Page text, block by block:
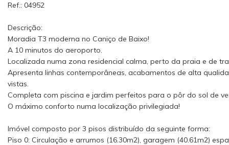
Ref.: 04952
Descrição:
Moradia T3 moderna no Caniço de Baixo!
A 10 minutos do aeroporto.
Localizada numa zona residencial calma, perto da praia e de
Apresenta linhas contemporâneas, acabamentos de alta
vistas.
Completa com piscina e jardim perfeitos para o pôr do sol de
O máximo conforto numa localização privilegiada!
Imóvel composto por 3 pisos distribuído da seguinte forma:
Piso 0: Circulação e arrumos (16.30m2), garagem (40.61m2)